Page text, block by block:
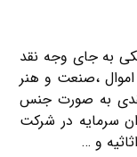
به جای وجه نقد
،صنعت و هنر
به صورت جنس
سرمایه در شرکت
و …